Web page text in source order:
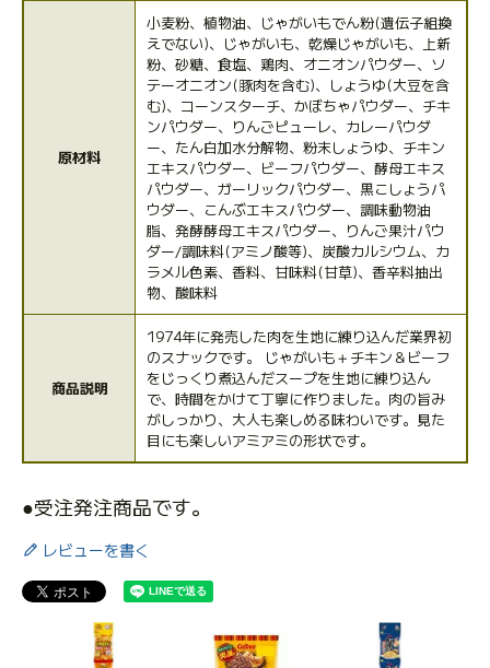
原材料
小麦粉、植物油、じゃがいもでん粉(遺伝子組換
えでない)、じゃがいも、乾燥じゃがいも、上新
粉、砂糖、食塩、鶏肉、オニオンパウダー、ソ
テーオニオン(豚肉を含む)、しょうゆ(大豆を含
む)、コーンスターチ、かぼちゃパウダー、チキ
ンパウダー、りんごピューレ、カレーパウダ
ー、たん白加水分解物、粉末しょうゆ、チキン
エキスパウダー、ビーフパウダー、酵母エキス
パウダー、ガーリックパウダー、黒こしょうパ
ウダー、こんぶエキスパウダー、調味動物油
脂、発酵酵母エキスパウダー、りんご果汁パウ
ダー/調味料(アミノ酸等)、炭酸カルシウム、カ
ラメル色素、香料、甘味料(甘草)、香辛料抽出
物、酸味料
商品説明
1974年に発売した肉を生地に練り込んだ業界初
のスナックです。 じゃがいも＋チキン＆ビーフ
をじっくり煮込んだスープを生地に練り込ん
で、時間をかけて丁寧に作りました。肉の旨み
がしっかり、大人も楽しめる味わいです。見た
目にも楽しいアミアミの形状です。
●受注発注商品です。
レビューを書く